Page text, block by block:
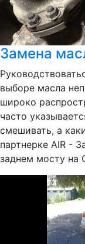
Замена
выборе масла
широко
часто
смешивать, а
партнерке AIR -
заднем мосту на